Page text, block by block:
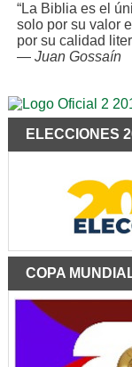
“La Biblia es el
solo por su valor
por su calidad
— Juan Gossaín
ELECCIONES
COPA